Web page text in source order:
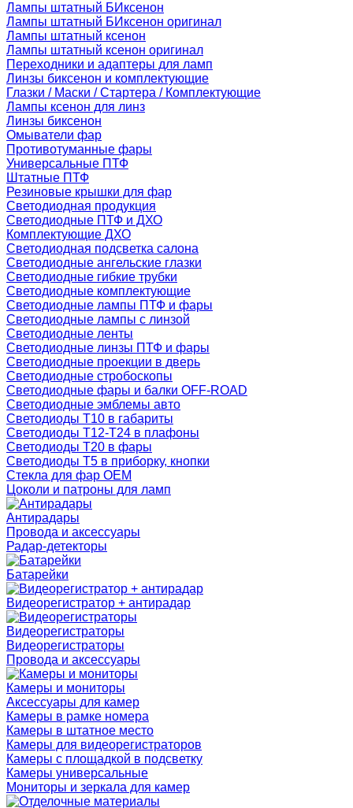
Лампы штатный БИксенон
Лампы штатный БИксенон оригинал
Лампы штатный ксенон
Лампы штатный ксенон оригинал
Переходники и адаптеры для ламп
Линзы биксенон и комплектующие
Глазки / Маски / Стартера / Комплектующие
Лампы ксенон для линз
Линзы биксенон
Омыватели фар
Противотуманные фары
Универсальные ПТФ
Штатные ПТФ
Резиновые крышки для фар
Светодиодная продукция
Светодиодные ПТФ и ДХО
Комплектующие ДХО
Светодиодная подсветка салона
Светодиодные ангельские глазки
Светодиодные гибкие трубки
Светодиодные комплектующие
Светодиодные лампы ПТФ и фары
Светодиодные лампы с линзой
Светодиодные ленты
Светодиодные линзы ПТФ и фары
Светодиодные проекции в дверь
Светодиодные стробоскопы
Светодиодные фары и балки OFF-ROAD
Светодиодные эмблемы авто
Светодиоды T10 в габариты
Светодиоды T12-T24 в плафоны
Светодиоды T20 в фары
Светодиоды T5 в приборку, кнопки
Стекла для фар OEM
Цоколи и патроны для ламп
Антирадары
Провода и аксессуары
Радар-детекторы
Батарейки
Видеорегистратор + антирадар
Видеорегистраторы
Видеорегистраторы
Провода и аксессуары
Камеры и мониторы
Аксессуары для камер
Камеры в рамке номера
Камеры в штатное место
Камеры для видеорегистраторов
Камеры с площадкой в подсветку
Камеры универсальные
Мониторы и зеркала для камер